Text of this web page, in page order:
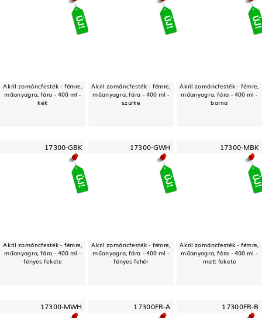
Akril zománcfesték - fémre,
műanyagra, fára - 400 ml -
kék
Akril zománcfesték - fémre,
műanyagra, fára - 400 ml -
szürke
Akril zománcfesték - fémre,
műanyagra, fára - 400 ml -
barna
17300-GBK
Akril zománcfesték - fémre,
műanyagra, fára - 400 ml -
fényes fekete
17300-GWH
Akril zománcfesték - fémre,
műanyagra, fára - 400 ml -
fényes fehér
17300-MBK
Akril zománcfesték - fémre,
műanyagra, fára - 400 ml -
matt fekete
17300-MWH 17300FR-A 17300FR-B